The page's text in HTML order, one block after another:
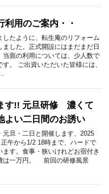
利用のご案内・・
したように、転生庵のリフォーム
ました。正式開設にはまだまだ日
当面の利用については、少人数で
。 ご出資いただいた皆様には、
す!! 元旦研修 濃くて
よい二日間のお誘い
元旦・二日と開催します、2025
午から1/2 18時まで、ハードで
ます。食事・狭いけれどお宿付き
は一万円。 前回の研修風景